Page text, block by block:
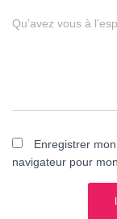
Qu’avez vous à
Enregistrer
navigateur pour